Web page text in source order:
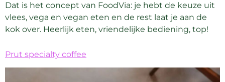
Dat is het concept van FoodVia: je hebt de keuze uit
vlees, vega en vegan eten en de rest laat je aan de
kok over. Heerlijk eten, vriendelijke bediening, top!
Prut specialty coffee